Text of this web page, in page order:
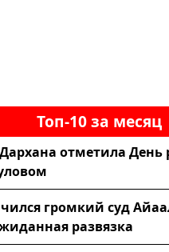
Топ-10 за месяц
отметила День
громкий суд
развязка